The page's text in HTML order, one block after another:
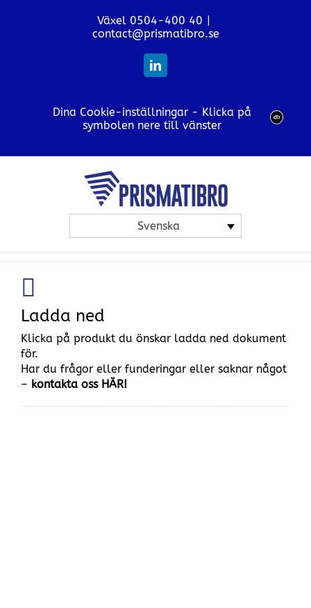
Växel 0504-400 40 |
contact@prismatibro.se
LinkedIn
Dina Cookie-inställningar - Klicka på
symbolen nere till vänster
Svenska
Ladda ned
Klicka på produkt du önskar ladda ned dokument
för.
Har du frågor eller funderingar eller saknar något
– kontakta oss HÄR!